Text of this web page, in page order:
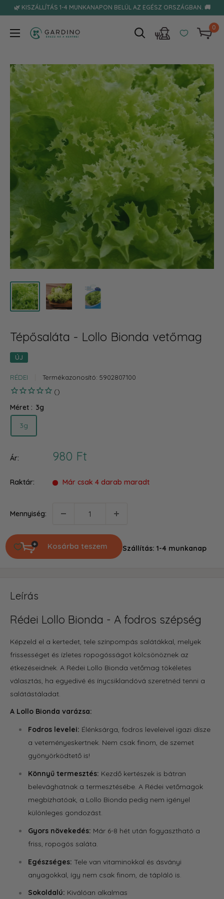
Tovább🌿 KISZÁLLÍTÁS 1-4 MUNKANAPON BELÜL AZ EGÉSZ ORSZÁGBAN. 🚚
Gardino
0
Tépősaláta - Lollo Bionda vetőmag
ÚJ
RÉDEI Termékazonosító: 5902807100
Méret : 3g
3g
Ár:
Akciós
980 Ft
Raktár: Már csak 4 darab maradt
Mennyiség:
Kosárba teszem Szállítás: 1-4 munkanap
Leírás
Rédei Lollo Bionda - A fodros szépség
Képzeld el a kertedet, tele színpompás salátákkal, melyek
frissességet és ízletes ropogósságot kölcsönöznek az
étkezéseidnek. A Rédei Lollo Bionda vetőmag tökéletes
választás, ha egyedivé és ínycsiklandóvá szeretnéd tenni a
salátástáladat.
A Lollo Bionda varázsa:
Fodros levelei: Élénksárga, fodros leveleivel igazi dísze
a veteményeskertnek. Nem csak finom, de szemet
gyönyörködtető is!
Könnyű termesztés: Kezdő kertészek is bátran
belevághatnak a termesztésébe. A Rédei vetőmagok
megbízhatóak, a Lollo Bionda pedig nem igényel
különleges gondozást.
Gyors növekedés: Már 6-8 hét után fogyasztható a
friss, ropogós saláta.
Egészséges: Tele van vitaminokkal és ásványi
anyagokkal, így nem csak finom, de tápláló is.
Sokoldalú: Kiválóan alkalmas